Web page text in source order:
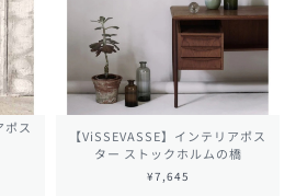
ポス
【ViSSEVASSE】インテリアポス
ター ストックホルムの橋
¥7,645